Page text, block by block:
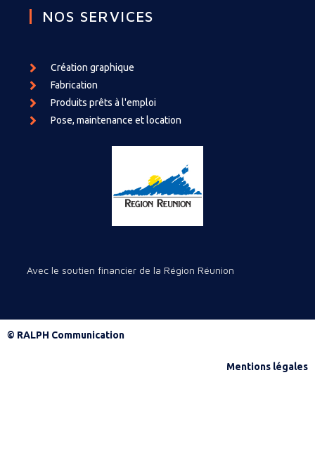
NOS SERVICES
Création graphique
Fabrication
Produits prêts à l'emploi
Pose, maintenance et location
Avec le soutien financier de la Région Réunion
© RALPH Communication
Mentions légales